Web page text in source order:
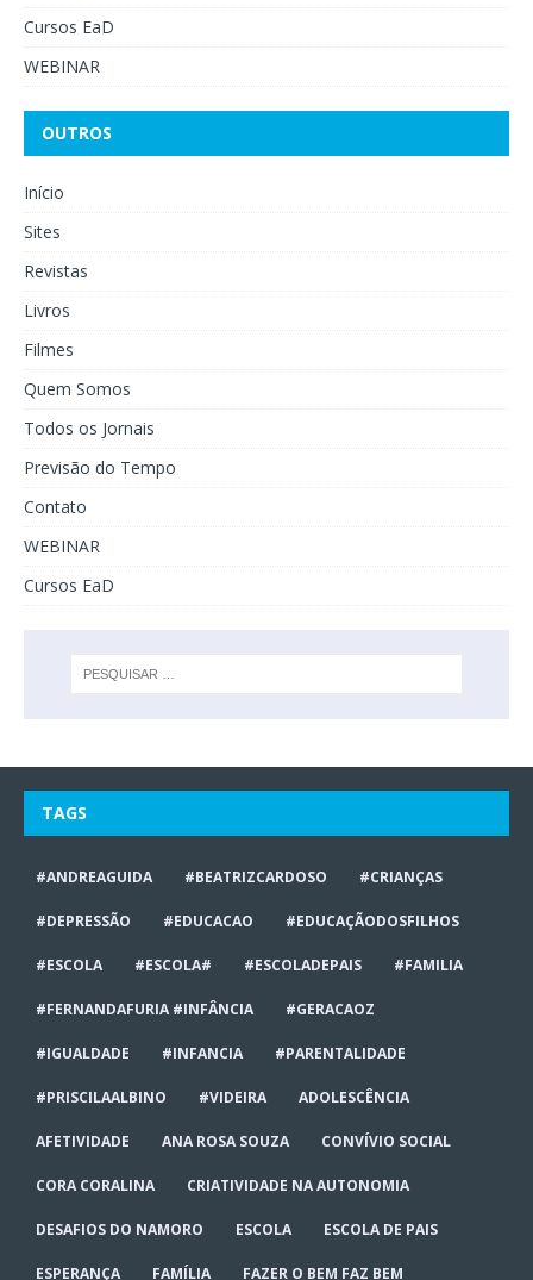
Cursos EaD
WEBINAR
OUTROS
Início
Sites
Revistas
Livros
Filmes
Quem Somos
Todos os Jornais
Previsão do Tempo
Contato
WEBINAR
Cursos EaD
TAGS
#ANDREAGUIDA #BEATRIZCARDOSO #CRIANÇAS
#DEPRESSÃO #EDUCACAO #EDUCAÇÃODOSFILHOS
#ESCOLA #ESCOLA# #ESCOLADEPAIS #FAMILIA
#FERNANDAFURIA #INFÂNCIA #GERACAOZ
#IGUALDADE #INFANCIA #PARENTALIDADE
#PRISCILAALBINO #VIDEIRA ADOLESCÊNCIA
AFETIVIDADE ANA ROSA SOUZA CONVÍVIO SOCIAL
CORA CORALINA CRIATIVIDADE NA AUTONOMIA
DESAFIOS DO NAMORO ESCOLA ESCOLA DE PAIS
ESPERANÇA FAMÍLIA FAZER O BEM FAZ BEM